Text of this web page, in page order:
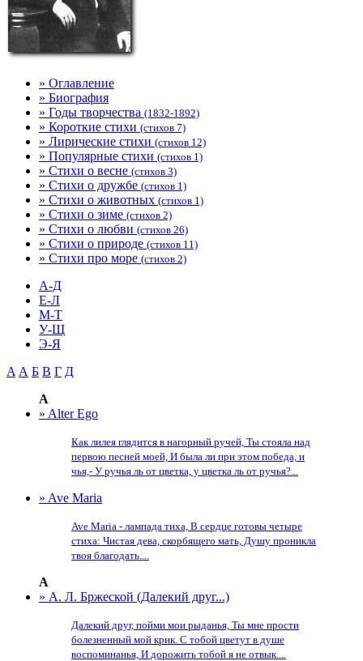
» Оглавление
» Биография
» Годы творчества (1832-1892)
» Короткие стихи (стихов 7)
» Лирические стихи (стихов 12)
» Популярные стихи (стихов 1)
» Стихи о весне (стихов 3)
» Стихи о дружбе (стихов 1)
» Стихи о животных (стихов 1)
» Стихи о зиме (стихов 2)
» Стихи о любви (стихов 26)
» Стихи о природе (стихов 11)
» Стихи про море (стихов 2)
A-Д
Е-Л
М-Т
У-Щ
Э-Я
A А Б В Г Д
A
» Alter Ego
Как лилея глядится в нагорный ручей, Ты стояла над
первою песней моей, И была ли при этом победа, и
чья,- У ручья ль от цветка, у цветка ль от ручья?...
» Ave Maria
Ave Maria - лампада тиха, В сердце готовы четыре
стиха: Чистая дева, скорбящего мать, Душу проникла
твоя благодать....
А
» А. Л. Бржеской (Далекий друг...)
Далекий друг, пойми мои рыданья, Ты мне прости
болезненный мой крик. С тобой цветут в душе
воспоминанья, И дорожить тобой я не отвык....